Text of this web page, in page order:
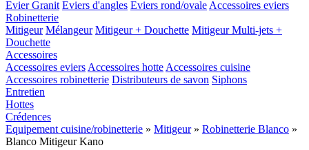
Evier Granit Eviers d'angles Eviers rond/ovale Accessoires eviers
Robinetterie
Mitigeur Mélangeur Mitigeur + Douchette Mitigeur Multi-jets +
Douchette
Accessoires
Accessoires eviers Accessoires hotte Accessoires cuisine
Accessoires robinetterie Distributeurs de savon Siphons
Entretien
Hottes
Crédences
Equipement cuisine/robinetterie » Mitigeur» Robinetterie Blanco »
Blanco Mitigeur Kano